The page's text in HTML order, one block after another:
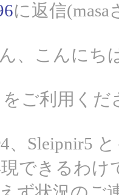
に返信
、こんにち
をご利用く
、Sleipnir5
できるわけ